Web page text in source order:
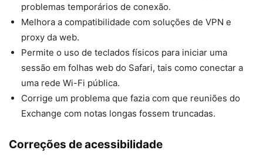
problemas temporários de conexão.
Melhora a compatibilidade com soluções de VPN e
proxy da web.
Permite o uso de teclados físicos para iniciar uma
sessão em folhas web do Safari, tais como conectar a
uma rede Wi-Fi pública.
Corrige um problema que fazia com que reuniões do
Exchange com notas longas fossem truncadas.
Correções de acessibilidade